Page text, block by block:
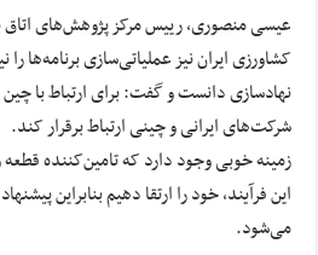
عیسی منصوری، رییس مرکز پژوهش‌های اتاق
کشاورزی ایران نیز عملیاتی‌سازی برنامه‌ها
نهادسازی دانست و گفت: برای ارتباط با
شرکت‌های ایرانی و چینی ارتباط برقرار کند.
زمینه خوبی وجود دارد که تامین‌کننده
این فرآیند، خود را ارتقا دهیم بنابراین
می‌شود.